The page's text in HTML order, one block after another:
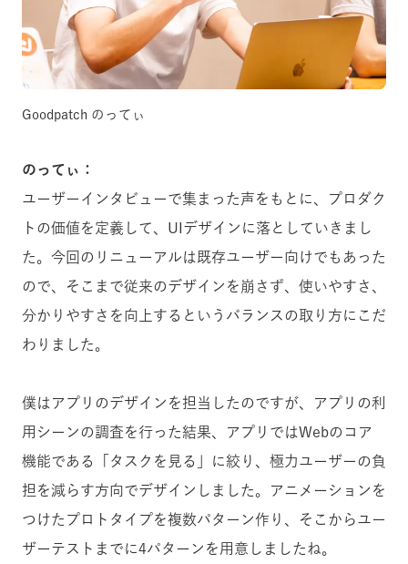
Goodpatch のってぃ
のってぃ：
ユーザーインタビューで集まった声をもとに、プロダク
トの価値を定義して、UIデザインに落としていきまし
た。今回のリニューアルは既存ユーザー向けでもあった
ので、そこまで従来のデザインを崩さず、使いやすさ、
分かりやすさを向上するというバランスの取り方にこだ
わりました。
僕はアプリのデザインを担当したのですが、アプリの利
用シーンの調査を行った結果、アプリではWebのコア
機能である「タスクを見る」に絞り、極力ユーザーの負
担を減らす方向でデザインしました。アニメーションを
つけたプロトタイプを複数パターン作り、そこからユー
ザーテストまでに4パターンを用意しましたね。